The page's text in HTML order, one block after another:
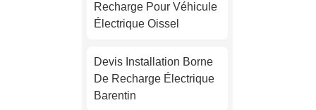
Nice
Recharge Pour Véhicule
Électrique Oissel
Devis Installation Borne
De Recharge Électrique
Barentin